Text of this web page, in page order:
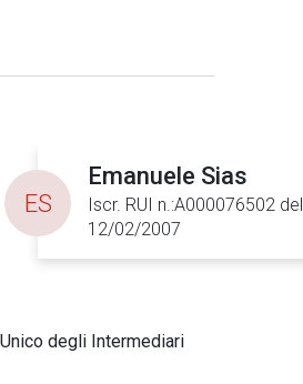
Emanuele Sias
Iscr. RUI n.:A000076502 del
12/02/2007
ES
degli Intermediari